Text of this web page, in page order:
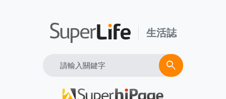
生活誌
Search search